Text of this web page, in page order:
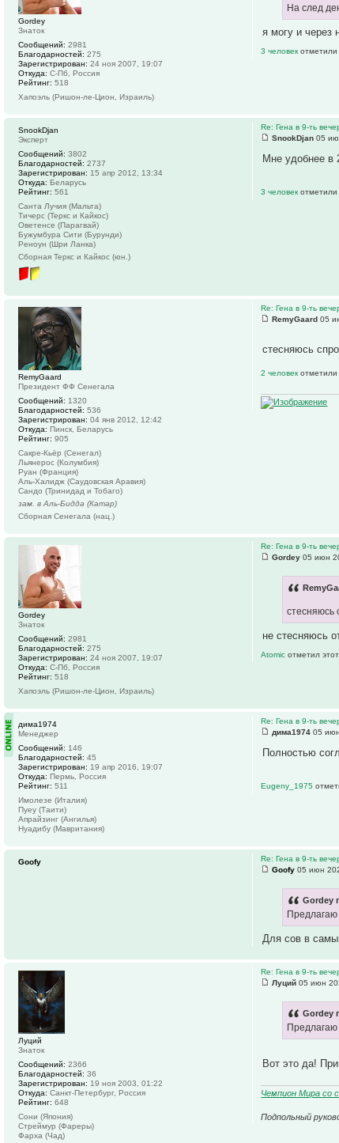
На след
я могу и через
3 человекотметили
Gordey
Знаток
Сообщений: 2981
Благодарностей: 275
Зарегистрирован: 24 ноя 2007, 19:07
Откуда: С-Пб, Россия
Рейтинг: 518
Хапоэль (Ришон-ле-Цион, Израиль)
Re: Гена в 9-ть
SnookDjan 05
Мне удобнее в
3 человекотметили
SnookDjan
Эксперт
Сообщений: 3802
Благодарностей: 2737
Зарегистрирован: 15 апр 2012, 13:34
Откуда: Беларусь
Рейтинг: 561
Санта Лучия (Мальта)
Тичерс (Теркс и Кайкос)
Оветенсе (Парагвай)
Бужумбура Сити (Бурунди)
Реноун (Шри Ланка)
Сборная Теркс и Кайкос (юн.)
Re: Гена в 9-ть
RemyGaard 05
стесняюсь
2 человекотметили
RemyGaard
Президент ФФ Сенегала
Сообщений: 1320
Благодарностей: 536
Зарегистрирован: 04 янв 2012, 12:42
Откуда: Пинск, Беларусь
Рейтинг: 905
Сакре-Кьёр (Сенегал)
Льянерос (Колумбия)
Руан (Франция)
Аль-Халидж (Саудовская Аравия)
Сандо (Тринидад и Тобаго)
зам. в Аль-Бидда (Катар)
Сборная Сенегала (нац.)
Re: Гена в 9-ть
Gordey 05 июн
стесняюсь
не стесняюсь
Atomicотметил
Gordey
Знаток
Сообщений: 2981
Благодарностей: 275
Зарегистрирован: 24 ноя 2007, 19:07
Откуда: С-Пб, Россия
Рейтинг: 518
Хапоэль (Ришон-ле-Цион, Израиль)
Re: Гена в 9-ть
дима1974 05
Полностью
Eugeny_1975
дима1974
Менеджер
Сообщений: 146
Благодарностей: 45
Зарегистрирован: 19 апр 2016, 19:07
Откуда: Пермь, Россия
Рейтинг: 511
Имолезе (Италия)
Пуеу (Таити)
Апрайзинг (Ангилья)
Нуадибу (Мавритания)
Re: Гена в 9-ть
Goofy 05 июн
Gordey
Предлагаю
Для сов в
Goofy
Re: Гена в 9-ть
Луций 05 июн
Gordey
Предлагаю
Вот это да!
Чемпион Мира со
Подпольный
Луций
Знаток
Сообщений: 2366
Благодарностей: 36
Зарегистрирован: 19 ноя 2003, 01:22
Откуда: Санкт-Петербург, Россия
Рейтинг: 648
Сони (Япония)
Стреймур (Фареры)
Фарха (Чад)